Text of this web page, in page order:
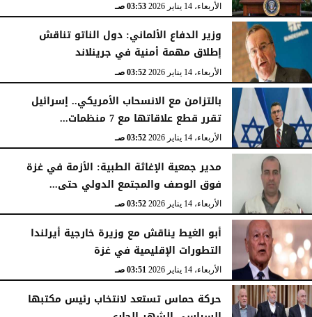
الأربعاء، 14 يناير 2026 03:53 صـ
وزير الدفاع الألماني: دول الناتو تناقش
إطلاق مهمة أمنية في جرينلاند
الأربعاء، 14 يناير 2026 03:52 صـ
بالتزامن مع الانسحاب الأمريكي.. إسرائيل
تقرر قطع علاقاتها مع 7 منظمات...
الأربعاء، 14 يناير 2026 03:52 صـ
مدير جمعية الإغاثة الطبية: الأزمة في غزة
فوق الوصف والمجتمع الدولي حتى...
الأربعاء، 14 يناير 2026 03:52 صـ
أبو الغيط يناقش مع وزيرة خارجية أيرلندا
التطورات الإقليمية في غزة
الأربعاء، 14 يناير 2026 03:51 صـ
حركة حماس تستعد لانتخاب رئيس مكتبها